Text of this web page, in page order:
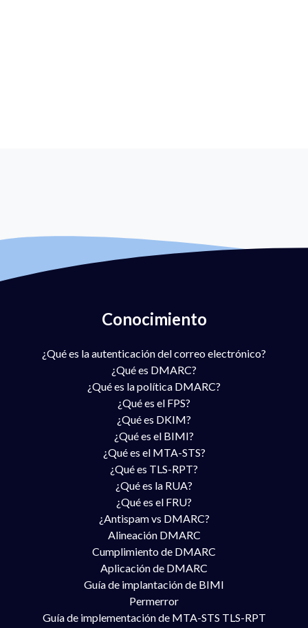
Conocimiento
¿Qué es la autenticación del correo electrónico?
¿Qué es DMARC?
¿Qué es la política DMARC?
¿Qué es el FPS?
¿Qué es DKIM?
¿Qué es el BIMI?
¿Qué es el MTA-STS?
¿Qué es TLS-RPT?
¿Qué es la RUA?
¿Qué es el FRU?
¿Antispam vs DMARC?
Alineación DMARC
Cumplimiento de DMARC
Aplicación de DMARC
Guía de implantación de BIMI
Permerror
Guía de implementación de MTA-STS TLS-RPT